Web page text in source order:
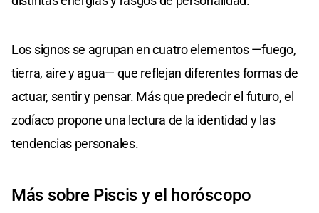
Los signos se agrupan en cuatro elementos —fuego,
tierra, aire y agua— que reflejan diferentes formas de
actuar, sentir y pensar. Más que predecir el futuro, el
zodíaco propone una lectura de la identidad y las
tendencias personales.
Más sobre Piscis y el horóscopo